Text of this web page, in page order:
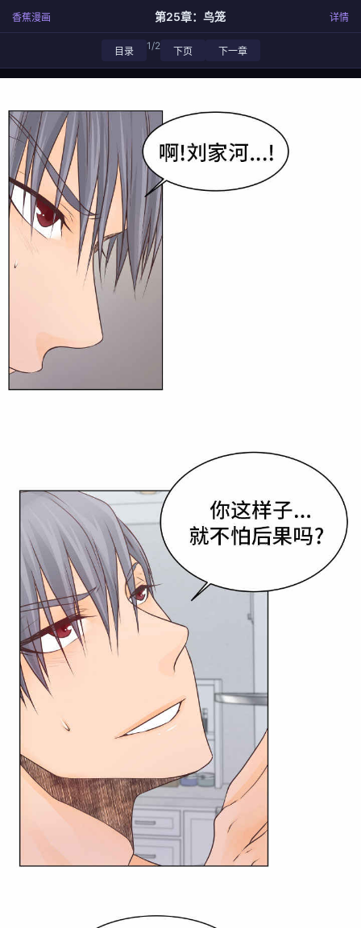
香蕉漫画 第25章：鸟笼 详情
目录 1/2 下页 下一章